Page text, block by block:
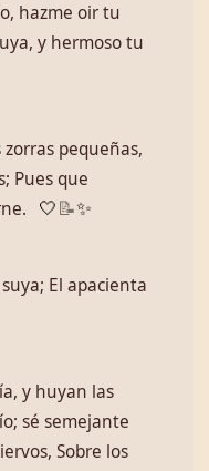
hazme oir tu
y hermoso tu
zorras pequeñas,
Pues que
🤍 📝✨
El apacienta
y huyan las
sé semejante
Sobre los